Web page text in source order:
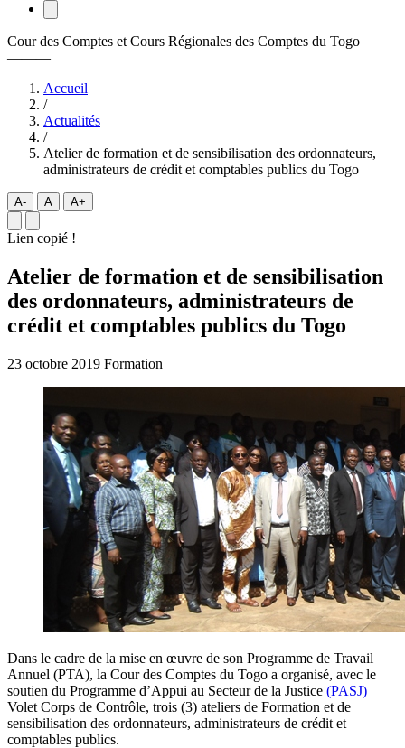
Cour des Comptes et Cours Régionales des Comptes du Togo
———
Accueil
/
Actualités
/
Atelier de formation et de sensibilisation des ordonnateurs,
administrateurs de crédit et comptables publics du Togo
A- A A+
Lien copié !
Atelier de formation et de sensibilisation
des ordonnateurs, administrateurs de
crédit et comptables publics du Togo
23 octobre 2019 Formation
Dans le cadre de la mise en œuvre de son Programme de Travail
Annuel (PTA), la Cour des Comptes du Togo a organisé, avec le
soutien du Programme d’Appui au Secteur de la Justice (PASJ)
Volet Corps de Contrôle, trois (3) ateliers de Formation et de
sensibilisation des ordonnateurs, administrateurs de crédit et
comptables publics.